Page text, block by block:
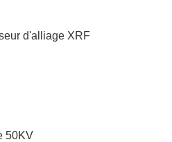
d'alliage XRF
50KV